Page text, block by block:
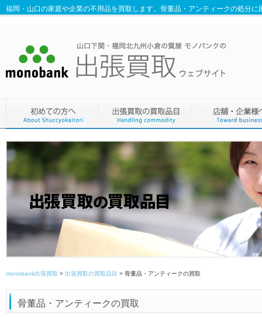
福岡・山口の家庭や企業の不用品を買取します。骨董品・アンティークの処分
monobank出張買取 > 出張買取の買取品目 > 骨董品・アンティークの買取
骨董品・アンティークの買取